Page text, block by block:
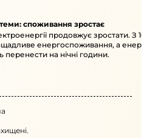
споживання зростає
продовжує зростати. З
енергоспоживання, а
перенести на нічні години.